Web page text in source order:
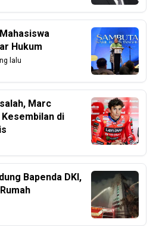
Hukum
lalu
Marc
di
Bapenda DKI,